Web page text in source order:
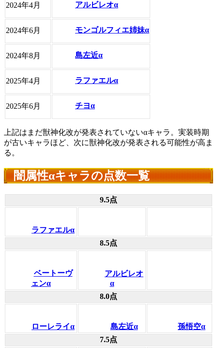
2024年4月 アルビレオα
2024年6月 モンゴルフィエ姉妹α
2024年8月 島左近α
2025年4月 ラファエルα
2025年6月 チヨα
上記はまだ獣神化改が発表されていないαキャラ。実装時期
が古いキャラほど、次に獣神化改が発表される可能性が高ま
る。
闇属性αキャラの点数一覧
9.5点
ラファエルα
8.5点
ベートーヴ
ェンα
アルビレオ
α
8.0点
ローレライα 島左近α
孫悟空α
7.5点